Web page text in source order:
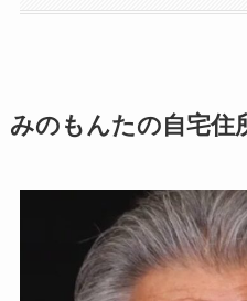
みのもんたの自宅住